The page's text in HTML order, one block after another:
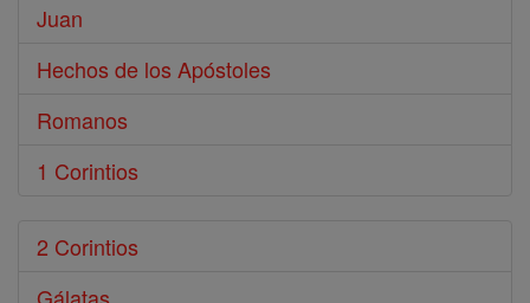
Juan
Hechos de los Apóstoles
Romanos
1 Corintios
2 Corintios